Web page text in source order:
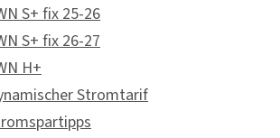
S+ fix 25-26
S+ fix 26-27
H+
Stromtarif